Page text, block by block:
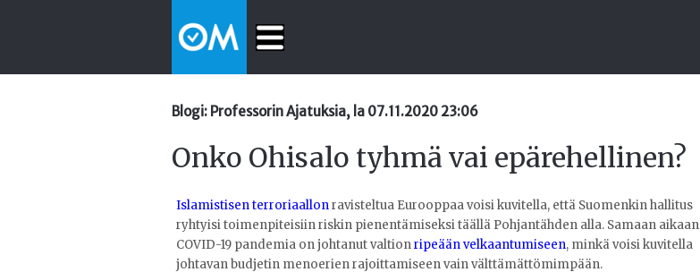
Blogi: Professorin Ajatuksia, la 07.11.2020 23:06
Onko Ohisalo tyhmä vai epärehellinen?
Islamistisen terroriaallonravisteltua Eurooppaa voisi kuvitella, että Suomenkin hallitus
ryhtyisi toimenpiteisiin riskin pienentämiseksi täällä Pohjantähden alla. Samaan aikaan
COVID-19 pandemia on johtanut valtionripeään velkaantumiseen, minkä voisi kuvitella
johtavan budjetin menoerien rajoittamiseen vain välttämättömimpään.